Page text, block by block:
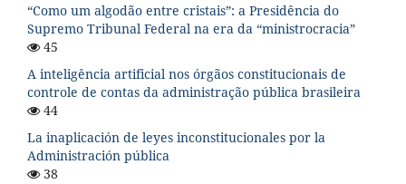
“Como um algodão entre cristais”: a Presidência do
Supremo Tribunal Federal na era da “ministrocracia”
45
A inteligência artificial nos órgãos constitucionais de
controle de contas da administração pública brasileira
44
La inaplicación de leyes inconstitucionales por la
Administración pública
38